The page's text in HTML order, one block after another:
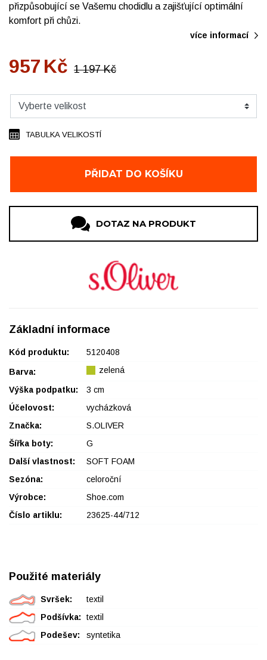
přizpůsobující se Vašemu chodidlu a zajišťující optimální
komfort při chůzi.
více informací
957 Kč 1 197 Kč
PŘIDAT DO KOŠÍKU
TABULKA VELIKOSTÍ
DOTAZ NA PRODUKT
Základní informace
Kód produktu: 5120408
Barva: zelená
Výška podpatku:
3 cm
Účelovost:
vycházková
Značka:
S.OLIVER
Šířka boty:
G
Další vlastnost:
SOFT FOAM
Sezóna:
celoroční
Výrobce:
Shoe.com
Číslo artiklu:
23625-44/712
Použité materiály
Svršek:
textil
Podšívka:
textil
Podešev:
syntetika